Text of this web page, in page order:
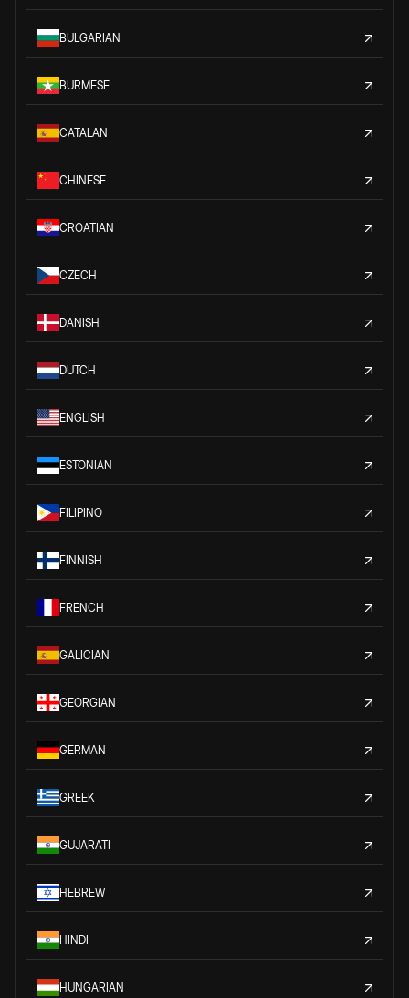
BULGARIAN
BURMESE
CATALAN
CHINESE
CROATIAN
CZECH
DANISH
DUTCH
ENGLISH
ESTONIAN
FILIPINO
FINNISH
FRENCH
GALICIAN
GEORGIAN
GERMAN
GREEK
GUJARATI
HEBREW
HINDI
HUNGARIAN